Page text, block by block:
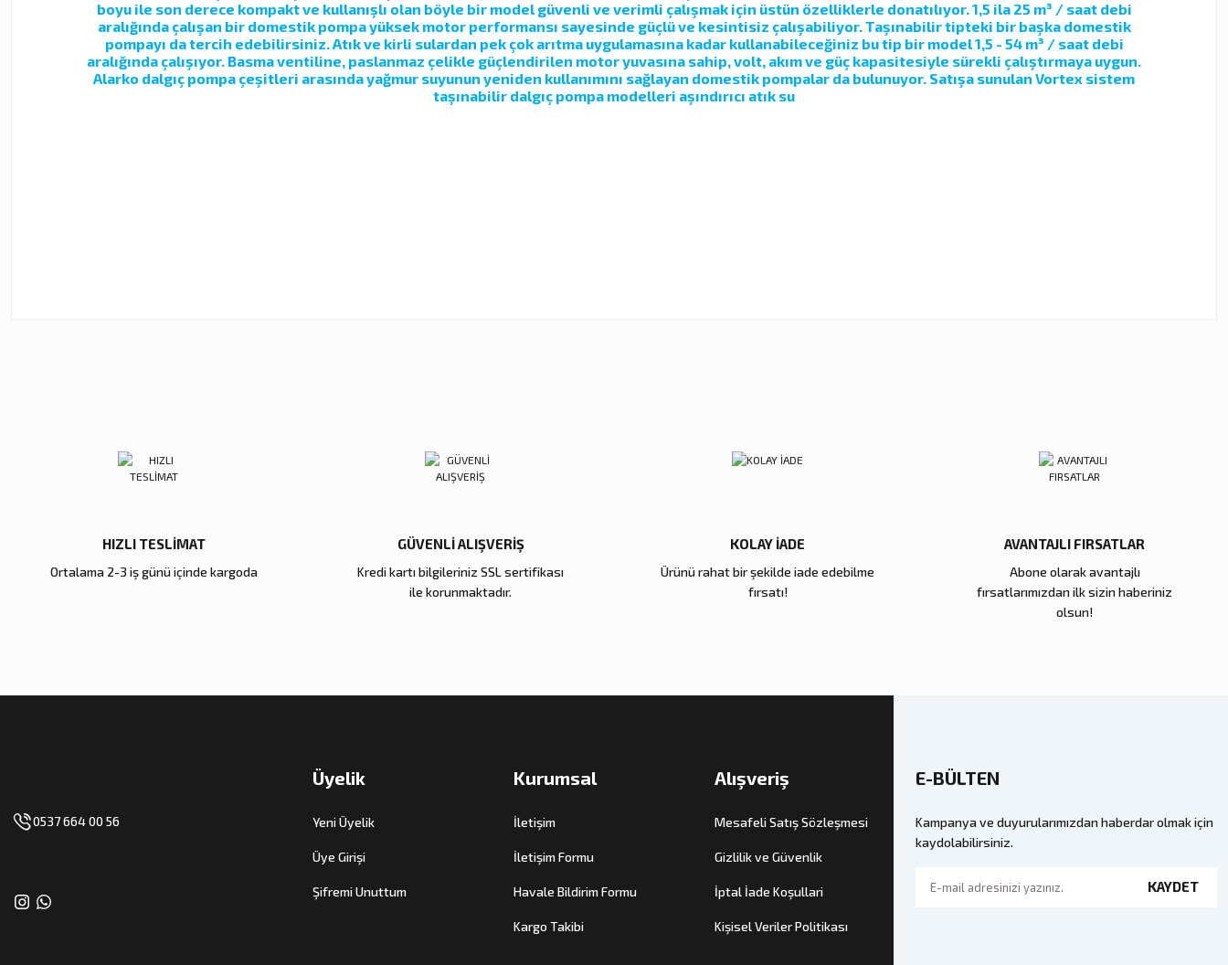
boyu ile son derece kompakt ve kullanışlı olan böyle bir model güvenli ve verimli çalışmak için üstün özelliklerle donatılıyor. 1,5 ila 25 m³ / saat debi
aralığında çalışan bir domestik pompa yüksek motor performansı sayesinde güçlü ve kesintisiz çalışabiliyor. Taşınabilir tipteki bir başka domestik
pompayı da tercih edebilirsiniz. Atık ve kirli sulardan pek çok arıtma uygulamasına kadar kullanabileceğiniz bu tip bir model 1,5 - 54 m³ / saat debi
aralığında çalışıyor. Basma ventiline, paslanmaz çelikle güçlendirilen motor yuvasına sahip, volt, akım ve güç kapasitesiyle sürekli çalıştırmaya uygun.
Alarko dalgıç pompa çeşitleri arasında yağmur suyunun yeniden kullanımını sağlayan domestik pompalar da bulunuyor. Satışa sunulan Vortex sistem
taşınabilir dalgıç pompa modelleri aşındırıcı atık su
HIZLI TESLİMAT
Ortalama 2-3 iş günü içinde kargoda
GÜVENLİ ALIŞVERİŞ
Kredi kartı bilgileriniz SSL sertifikası
ile korunmaktadır.
KOLAY İADE
Ürünü rahat bir şekilde iade edebilme
fırsatı!
AVANTAJLI FIRSATLAR
Abone olarak avantajlı
fırsatlarımızdan ilk sizin haberiniz
olsun!
0537 664 00 56
Üyelik
Yeni Üyelik
Üye Girişi
Şifremi Unuttum
Kurumsal
İletişim
İletişim Formu
Havale Bildirim Formu
Kargo Takibi
Alışveriş
Mesafeli Satış Sözleşmesi
Gizlilik ve Güvenlik
İptal İade Koşullari
Kişisel Veriler Politikası
E-BÜLTEN
Kampanya ve duyurularımızdan haberdar olmak için
kaydolabilirsiniz.
KAYDET